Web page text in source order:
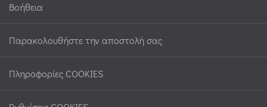
Βοήθεια
Παρακολουθήστε την αποστολή σας
Πληροφορίες COOKIES